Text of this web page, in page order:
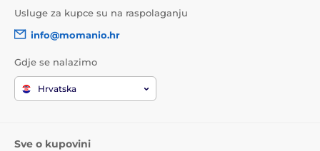
Usluge za kupce su na raspolaganju
info@momanio.hr
Gdje se nalazimo
Hrvatska
Sve o kupovini